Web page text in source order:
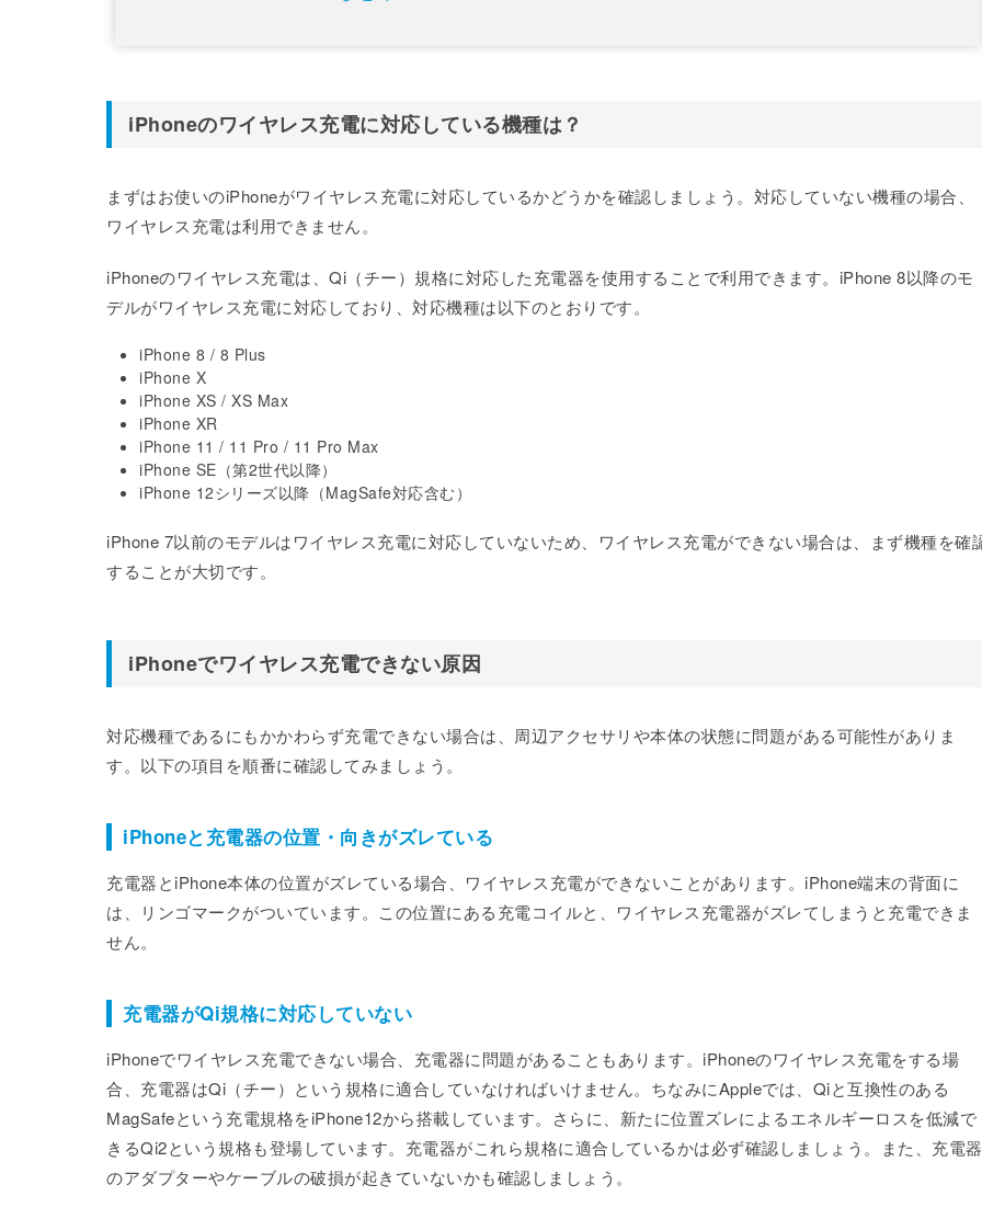
iPhoneのワイヤレス充電に対応している機種は？
まずはお使いのiPhoneがワイヤレス充電に対応しているかどうかを確認しましょう。対応していない機種の場合、
ワイヤレス充電は利用できません。
iPhoneのワイヤレス充電は、Qi（チー）規格に対応した充電器を使用することで利用できます。iPhone 8以降のモ
デルがワイヤレス充電に対応しており、対応機種は以下のとおりです。
iPhone 8 / 8 Plus
iPhone X
iPhone XS / XS Max
iPhone XR
iPhone 11 / 11 Pro / 11 Pro Max
iPhone SE（第2世代以降）
iPhone 12シリーズ以降（MagSafe対応含む）
iPhone 7以前のモデルはワイヤレス充電に対応していないため、ワイヤレス充電ができない場合は、まず機種を確
することが大切です。
iPhoneでワイヤレス充電できない原因
対応機種であるにもかかわらず充電できない場合は、周辺アクセサリや本体の状態に問題がある可能性がありま
す。以下の項目を順番に確認してみましょう。
iPhoneと充電器の位置・向きがズレている
充電器とiPhone本体の位置がズレている場合、ワイヤレス充電ができないことがあります。iPhone端末の背面に
は、リンゴマークがついています。この位置にある充電コイルと、ワイヤレス充電器がズレてしまうと充電できま
せん。
充電器がQi規格に対応していない
iPhoneでワイヤレス充電できない場合、充電器に問題があることもあります。iPhoneのワイヤレス充電をする場
合、充電器はQi（チー）という規格に適合していなければいけません。ちなみにAppleでは、Qiと互換性のある
MagSafeという充電規格をiPhone12から搭載しています。さらに、新たに位置ズレによるエネルギーロスを低減で
きるQi2という規格も登場しています。充電器がこれら規格に適合しているかは必ず確認しましょう。また、充電器
のアダプターやケーブルの破損が起きていないかも確認しましょう。